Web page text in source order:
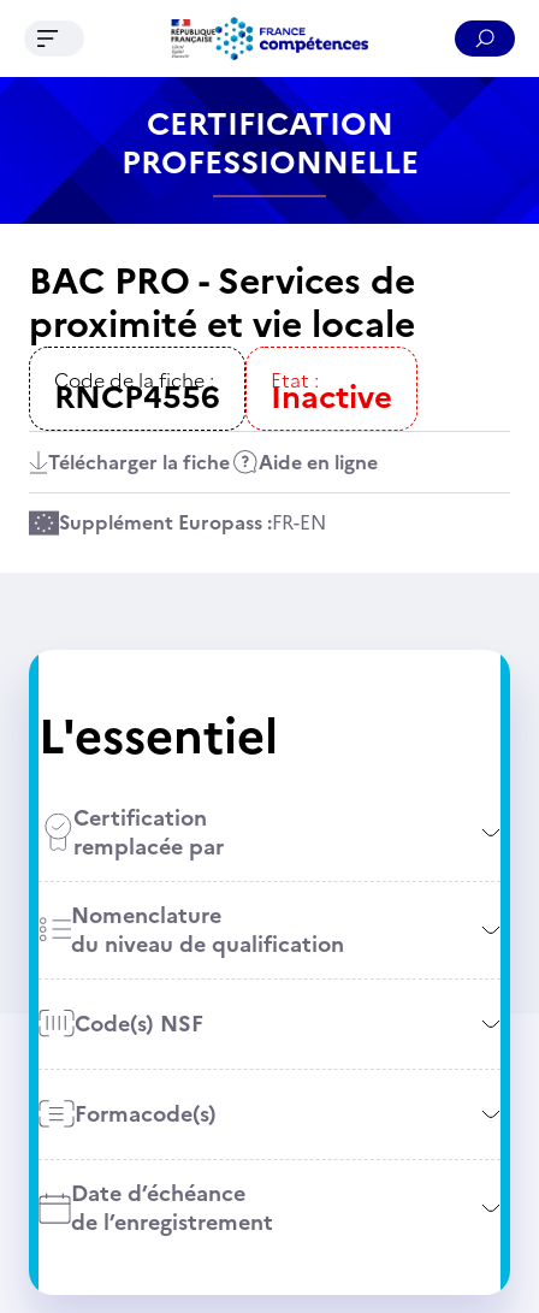
Contenu Recherche Menu Pied de page
Ouvrir le menu de navigation
CERTIFICATION
PROFESSIONNELLE
BAC PRO - Services de
proximité et vie locale
Code de la fiche :
RNCP4556 Etat :
Inactive
Télécharger la fiche Aide en ligne
Supplément Europass :FR-EN
L'essentiel
Certification
remplacée par
Nomenclature
du niveau de qualification
Code(s) NSF
Formacode(s)
Date d’échéance
de l’enregistrement